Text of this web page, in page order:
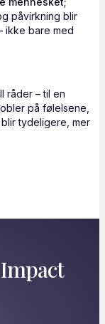
påvirkning blir
ikke bare med
råder – til en
på følelsene,
tydeligere, mer